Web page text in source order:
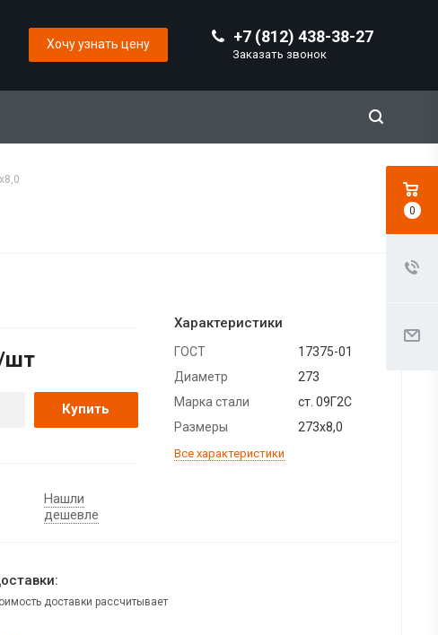
+7 (812) 438-38-27
Заказать звонок
Хочу узнать цену
шт
Купить
Нашли
дешевле
Характеристики
ГОСТ
17375-01
Диаметр
273
Марка стали
ст. 09Г2С
Размеры
273х8,0
Все характеристики
доставки рассчитывает
0